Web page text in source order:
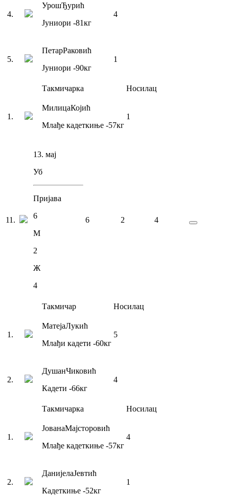
4.
УрошЂурић
Јуниори -81кг
4
5.
ПетарРаковић
Јуниори -90кг
1
Такмичарка Носилац
1 .
МилицаКојић
Млађе кадеткиње -57кг
1
11 .
13. мај
Уб
Пријава
6
М
2
Ж
4
6 2 4
Такмичар Носилац
1 .
МатејаЛукић
Млађи кадети -60кг
5
2.
ДушанЧиковић
Кадети -66кг
4
Такмичарка Носилац
1 .
ЈованаМајсторовић
Млађе кадеткиње -57кг
4
2.
ДанијелаЈевтић
Кадеткиње -52кг
1